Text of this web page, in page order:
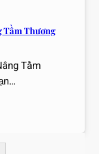
Tầm Thương
Tầm